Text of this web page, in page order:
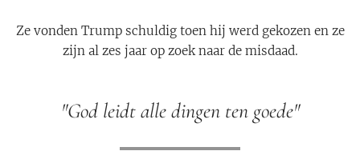
Ze vonden Trump schuldig toen hij werd gekozen en ze
zijn al zes jaar op zoek naar de misdaad.
"God leidt alle dingen ten goede"